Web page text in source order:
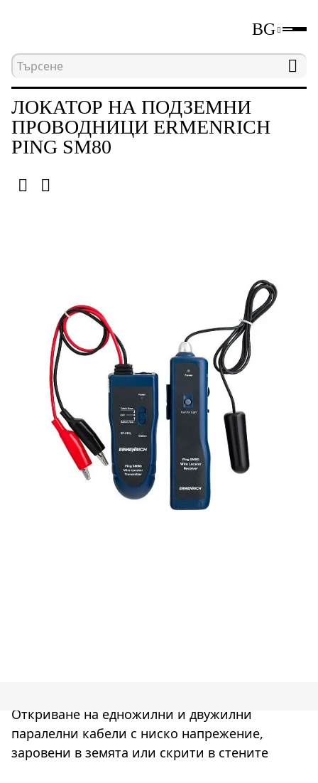
BG
Начална страница Детектори за
ЛОКАТОР НА ПОДЗЕМНИ
ПРОВОДНИЦИ ERMENRICH
PING SM80
Откриване на едножилни и двужилни
паралелни кабели с ниско напрежение,
заровени в земята или скрити в стените